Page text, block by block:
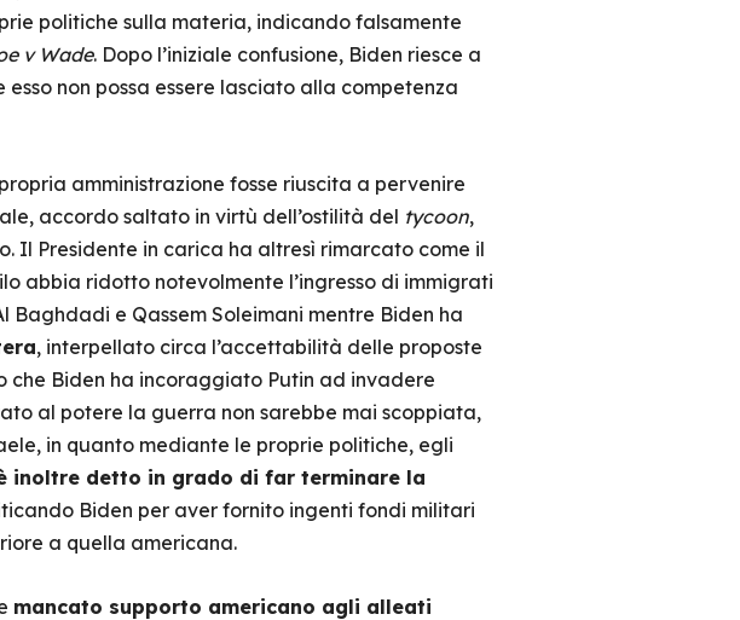
politiche sulla materia, indicando falsamente
v Wade. Dopo l’iniziale confusione, Biden riesce a
non possa essere lasciato alla competenza
amministrazione fosse riuscita a pervenire
accordo saltato in virtù dell’ostilità del tycoon,
Il Presidente in carica ha altresì rimarcato come il
abbia ridotto notevolmente l’ingresso di immigrati
Baghdadi e Qassem Soleimani mentre Biden ha
, interpellato circa l’accettabilità delle proposte
che Biden ha incoraggiato Putin ad invadere
al potere la guerra non sarebbe mai scoppiata,
in quanto mediante le proprie politiche, egli
inoltre detto in grado di far terminare la
Biden per aver fornito ingenti fondi militari
a quella americana.
mancato supporto americano agli alleati